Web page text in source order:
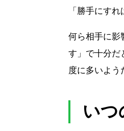
「勝手にす
何ら相手に影
す」で十分だ
度に多いよう
いつ